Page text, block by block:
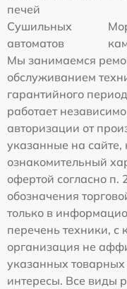
печей
Сушильных
автоматов
Мы занимаемся
обслуживанием
гарантийного
работает
авторизации от
указанные на сайте,
ознакомительный
офертой согласно п.
обозначения
только в
перечень техники,
организация не
указанных товарных
интересы. Все виды